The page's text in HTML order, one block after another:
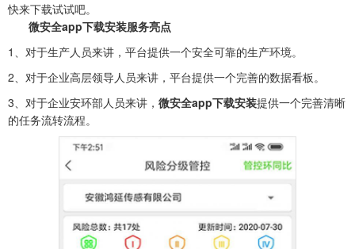
快来下载试试吧。
微安全app下载安装服务亮点
1、对于生产人员来讲，平台提供一个安全可靠的生产环境。
2、对于企业高层领导人员来讲，平台提供一个完善的数据看板。
3、对于企业安环部人员来讲， 微安全app下载安装提供一个完善清晰
的任务流转流程。